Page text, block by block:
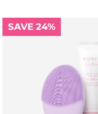
SAVE 24%